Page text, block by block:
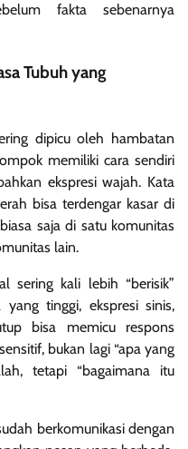
fakta sebenarnya
Tubuh yang
dipicu oleh hambatan
memiliki cara sendiri
ekspresi wajah. Kata
bisa terdengar kasar di
saja di satu komunitas
lain.
sering kali lebih “berisik”
tinggi, ekspresi sinis,
bisa memicu respons
bukan lagi “apa yang
tetapi “bagaimana itu
berkomunikasi dengan